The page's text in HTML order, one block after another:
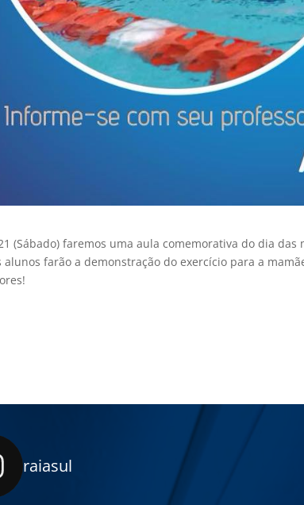
(Sábado) faremos uma aula comemorativa do dia
alunos farão a demonstração do exercício para a
raiasul